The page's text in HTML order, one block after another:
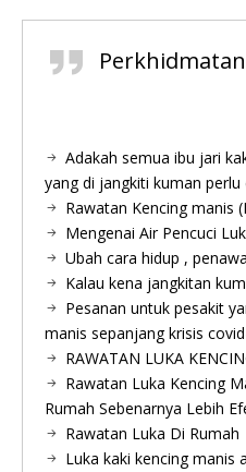
Adakah semua ibu jari
yang di jangkiti kuman perlu
Rawatan Kencing manis
Mengenai Air Pencuci
Ubah cara hidup ,
Kalau kena jangkitan
Pesanan untuk pesakit
manis sepanjang krisis
RAWATAN LUKA
Rawatan Luka Kencing
Rumah Sebenarnya Lebih
Rawatan Luka Di Rumah
Luka kaki kencing manis